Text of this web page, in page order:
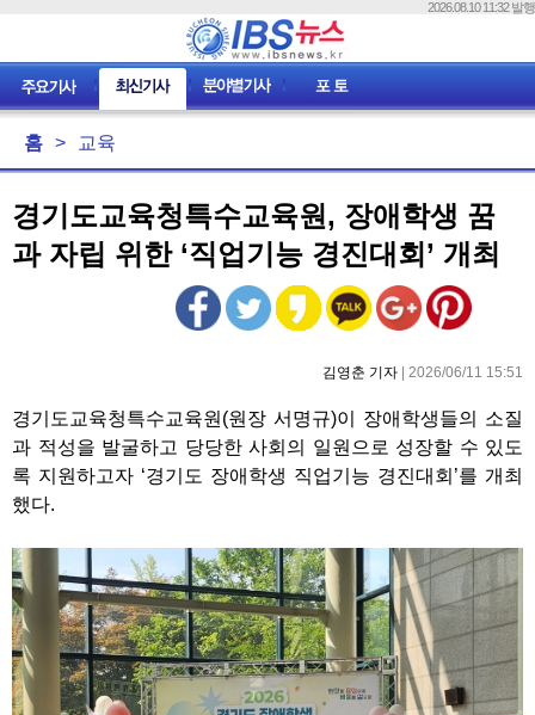
2026.08.10 11:32 발행
홈 > 교육
경기도교육청특수교육원, 장애학생 꿈
과 자립 위한 ‘직업기능 경진대회’ 개최
김영춘 기자 | 2026/06/11 15:51
경기도교육청특수교육원(원장 서명규)이 장애학생들의 소질
과 적성을 발굴하고 당당한 사회의 일원으로 성장할 수 있도
록 지원하고자 ‘경기도 장애학생 직업기능 경진대회’를 개최
했다.